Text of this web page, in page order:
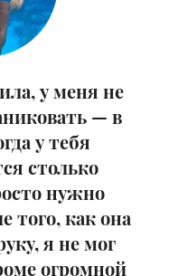
у меня не
— в
у тебя
столько
нужно
того, как она
я не мог
огромной